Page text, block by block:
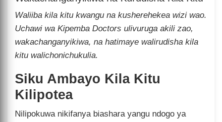
Waliiba kila kitu kwangu na kusherehekea wizi wao.
Uchawi wa Kipemba Doctors ulivuruga akili zao,
wakachanganyikiwa, na hatimaye walirudisha kila
kitu walichonichukulia.
Siku Ambayo Kila Kitu
Kilipotea
Nilipokuwa nikifanya biashara yangu ndogo ya